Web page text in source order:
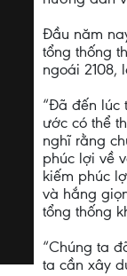
Đầu năm
tổng thống
ngoái 2108,
“Đã đến lúc
ước có thể
nghĩ rằng
phúc lợi về
kiếm phúc
và hắng
tổng thống
“Chúng ta
ta cần xây